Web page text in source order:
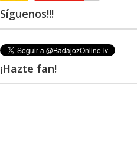
Síguenos!!!
¡Hazte fan!